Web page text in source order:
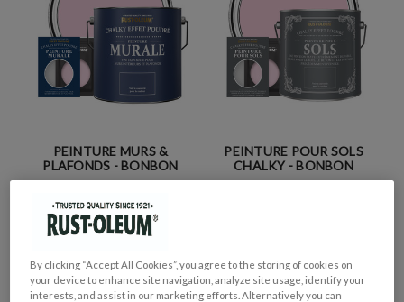
PEINTURE MURS &
PLAFONDS - BONBON
PEINTURE POUR SOLS
CHALKY - BONBON
By clicking “Accept All Cookies”, you agree to the storing of cookies on
your device to enhance site navigation, analyze site usage, identify your
interests, and assist in our marketing efforts. Alternatively you can